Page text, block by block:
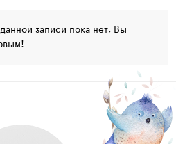
записи пока нет, Вы